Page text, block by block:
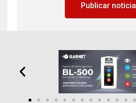
Publicar noticia